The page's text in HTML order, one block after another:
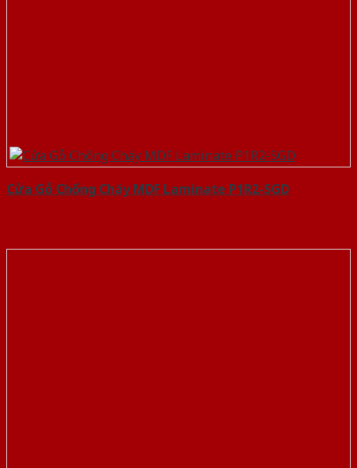
Cửa Gỗ Chống Cháy MDF Laminate P1R2-SGD